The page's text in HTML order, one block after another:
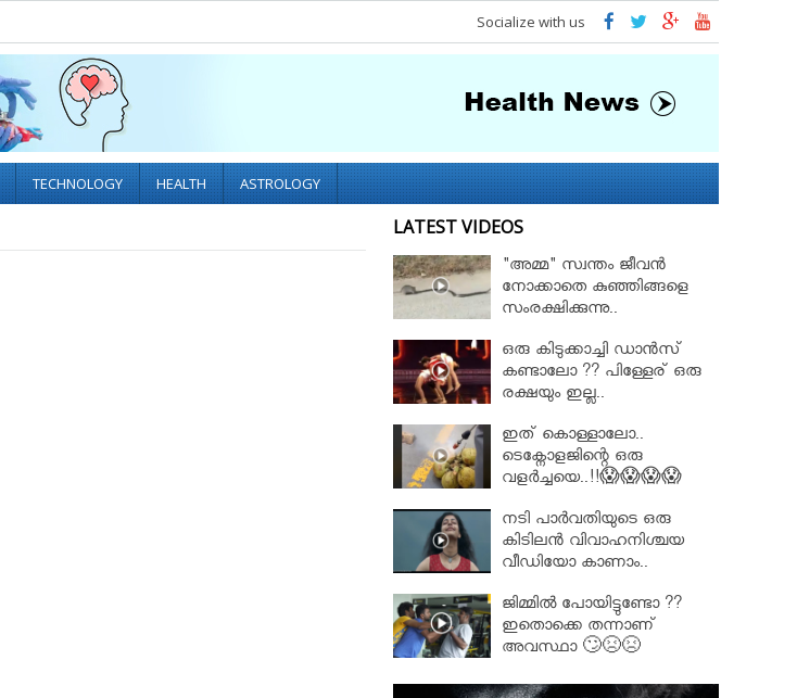
Socialize with us
TECHNOLOGY HEALTH ASTROLOGY
LATEST VIDEOS
"അമ്മ" സ്വന്തം ജീവൻ
നോക്കാതെ കുഞ്ഞിങ്ങളെ
സംരക്ഷിക്കുന്നു..
ഒരു കിടുക്കാച്ചി ഡാൻസ്
കണ്ടാലോ ?? പിള്ളേര് ഒരു
രക്ഷയും ഇല്ല..
ഇത് കൊള്ളാലോ..
ടെക്നോളജിന്റെ ഒരു
വളർച്ചയെ..!!😱😱😱😱
നടി പാർവതിയുടെ ഒരു
കിടിലൻ വിവാഹനിശ്ചയ
വീഡിയോ കാണാം..
ജിമ്മിൽ പോയിട്ടുണ്ടോ ??
ഇതൊക്കെ തന്നാണ്
അവസ്ഥാ 🙄😣😣